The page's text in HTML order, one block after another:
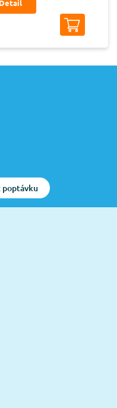
Detail